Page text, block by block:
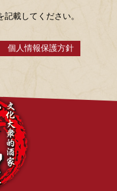
載してください。
個人情報保護方針